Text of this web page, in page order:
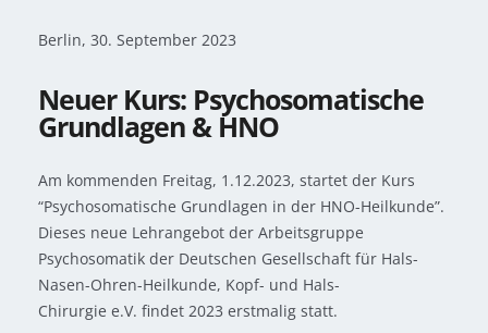
Berlin, 30. September 2023
Neuer Kurs: Psychosomatische
Grundlagen & HNO
Am kommenden Freitag, 1.12.2023, startet der Kurs
“Psychosomatische Grundlagen in der HNO-Heilkunde”.
Dieses neue Lehrangebot der Arbeitsgruppe
Psychosomatik der Deutschen Gesellschaft für Hals-
Nasen-Ohren-Heilkunde, Kopf- und Hals-
Chirurgie e.V. findet 2023 erstmalig statt.